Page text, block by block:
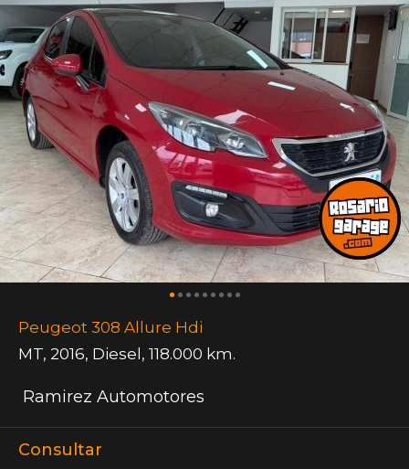
Peugeot 308 Allure Hdi
MT, 2016, Diesel , 118.000 km.
Ramirez Automotores
Consultar